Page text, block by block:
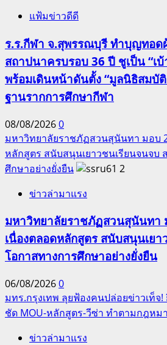
แฟ้มข่าวดีดี
ร.ร.กีฬา จ.สุพรรณบุรี ทำบุญทอด
สถาปนาครบรอบ 36 ปี ชูเป็น “เ
พร้อมเดินหน้าดันตั้ง “มูลนิธิสมบั
ฐานรากการศึกษากีฬา
08/08/20260
มหาวิทยาลัยราชภัฏสวนสุนันทา มอบ
หลักสูตร สนับสนุนเยาวชนเรียนจนจบ
ศึกษาอย่างยั่งยืน
2
ข่าวล่ามาแรง
มหาวิทยาลัยราชภัฏสวนสุนันทา
เนื่องตลอดหลักสูตร สนับสนุนเย
โอกาสทางการศึกษาอย่างยั่งยืน
06/08/20260
มทร.กรุงเทพ ลุยฟ้องคนปล่อยข่าวเท็จ
ชัด MOU-หลักสูตร-วีซ่า ทำตามกฎห
ข่าวล่ามาแรง